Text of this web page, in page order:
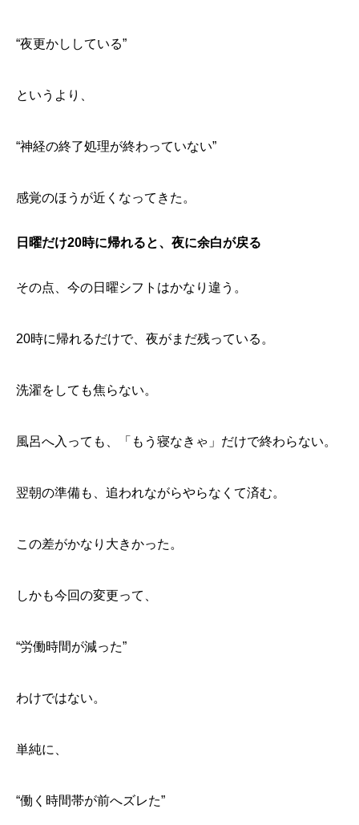
“夜更かししている”
というより、
“神経の終了処理が終わっていない”
感覚のほうが近くなってきた。
日曜だけ20時に帰れると、夜に余白が戻る
その点、今の日曜シフトはかなり違う。
20時に帰れるだけで、夜がまだ残っている。
洗濯をしても焦らない。
風呂へ入っても、「もう寝なきゃ」だけで終わらない。
翌朝の準備も、追われながらやらなくて済む。
この差がかなり大きかった。
しかも今回の変更って、
“労働時間が減った”
わけではない。
単純に、
“働く時間帯が前へズレた”